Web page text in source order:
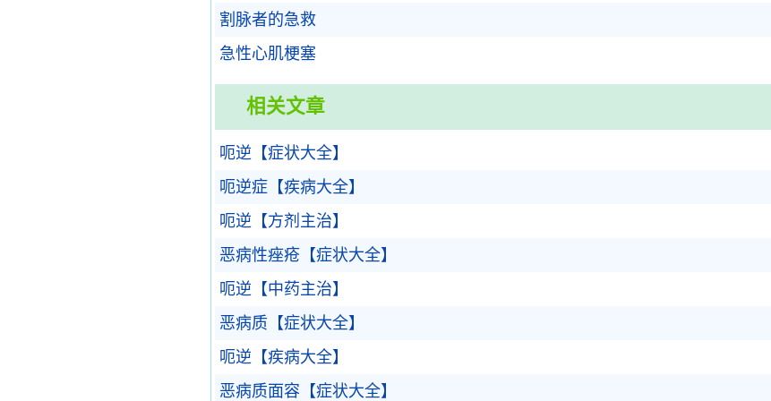
割脉者的急救
急性心肌梗塞
相关文章
呃逆【症状大全】
呃逆症【疾病大全】
呃逆【方剂主治】
恶病性痤疮【症状大全】
呃逆【中药主治】
恶病质【症状大全】
呃逆【疾病大全】
恶病质面容【症状大全】